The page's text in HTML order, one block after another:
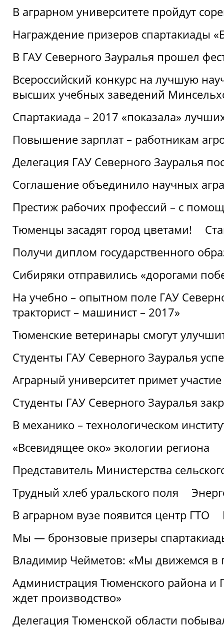
В аграрном университете пройдут
Награждение призеров спартакиады
В ГАУ Северного Зауралья прошел
Всероссийский конкурс на лучшую
высших учебных заведений
Спартакиада – 2017 «показала»
Повышение зарплат – работникам
Делегация ГАУ Северного Зауралья
Соглашение объединило научных
Престиж рабочих профессий – с
Тюменцы засадят город цветами!
Получи диплом государственного
Сибиряки отправились «дорогами
На учебно – опытном поле ГАУ
тракторист – машинист – 2017»
Тюменские ветеринары смогут
Студенты ГАУ Северного Зауралья
Аграрный университет примет
Студенты ГАУ Северного Зауралья
В механико – технологическом
«Всевидящее око» экологии региона
Представитель Министерства
Трудный хлеб уральского поля
В аграрном вузе появится центр ГТО
Мы — бронзовые призеры
Владимир Чейметов: «Мы движемся в
Администрация Тюменского района и
ждет производство»
Делегация Тюменской области